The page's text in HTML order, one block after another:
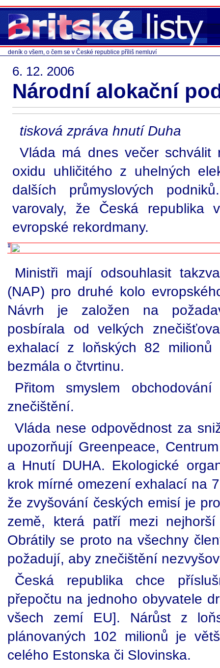
deník o všem, o čem se v České republice příliš nemluví
6. 12. 2006
Národní alokační
tisková zpráva hnutí Duha
Vláda má dnes večer schválit
oxidu uhličitého z uhelných
dalších průmyslových
varovaly, že Česká
evropské rekordmany.
Ministři mají odsouhlasit
(NAP) pro druhé kolo
Návrh je založen na
posbírala od velkých
exhalací z loňských 82
bezmála o čtvrtinu.
Přitom smyslem
znečištění.
Vláda nese odpovědnost za
upozorňují Greenpeace,
a Hnutí DUHA. Ekologické
krok mírné omezení exhalací na
že zvyšování českých emisí je
země, která patří mezi
Obrátily se proto na všechny
požadují, aby znečištění
Česká republika chce
přepočtu na jednoho obyvatele
všech zemí EU]. Nárůst z
plánovaných 102 milionů je
celého Estonska či Slovinska.